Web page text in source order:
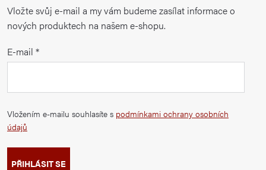
Vložte svůj e-mail a my vám budeme zasílat informace o
nových produktech na našem e-shopu.
E-mail
Vložením e-mailu souhlasíte s podmínkami ochrany osobních
údajů
PŘIHLÁSIT SE